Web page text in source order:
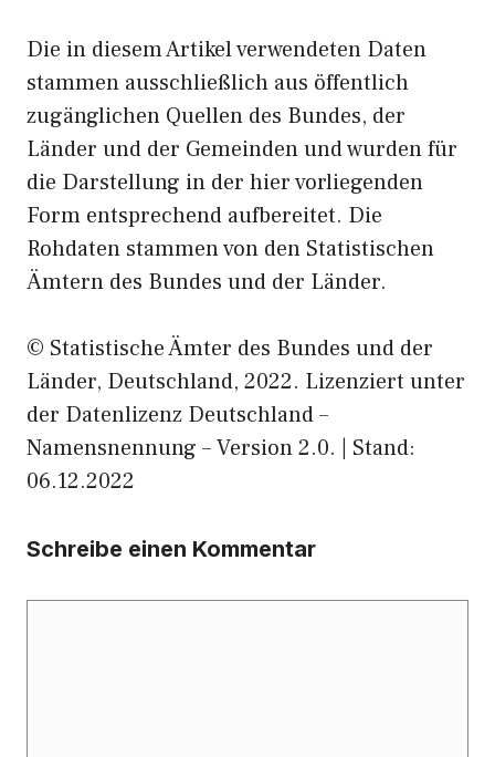
Die in diesem Artikel verwendeten Daten
stammen ausschließlich aus öffentlich
zugänglichen Quellen des Bundes, der
Länder und der Gemeinden und wurden für
die Darstellung in der hier vorliegenden
Form entsprechend aufbereitet. Die
Rohdaten stammen von den Statistischen
Ämtern des Bundes und der Länder.
© Statistische Ämter des Bundes und der
Länder, Deutschland, 2022. Lizenziert unter
der Datenlizenz Deutschland –
Namensnennung – Version 2.0. | Stand:
06.12.2022
Schreibe einen Kommentar